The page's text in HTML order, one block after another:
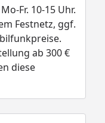
Fr. 10-15 Uhr.
Festnetz, ggf.
ab 300 €
diese